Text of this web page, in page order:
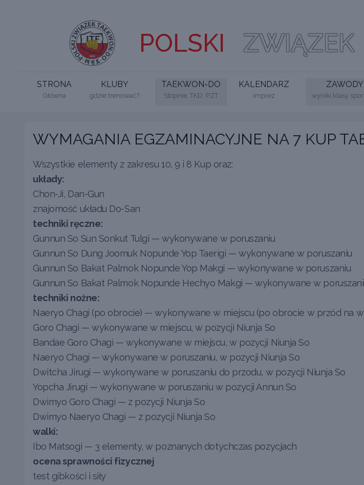
POLSKI ZWIĄZEK
STRONA
Główna
KLUBY
gdzie trenować?
TAEKWON-DO
Stopnie, TKD, PZT
KALENDARZ
imprez
ZAWODY
wyniki,klasy
WYMAGANIA EGZAMINACYJNE NA 7 KUP
Wszystkie elementy z zakresu 10, 9 i 8 Kup oraz:
układy:
Chon-Ji, Dan-Gun
znajomość układu Do-San
techniki ręczne:
Gunnun So Sun Sonkut Tulgi — wykonywane w poruszaniu
Gunnun So Dung Joomuk Nopunde Yop Taerigi — wykonywane w poruszaniu
Gunnun So Bakat Palmok Nopunde Yop Makgi — wykonywane w poruszaniu
Gunnun So Bakat Palmok Nopunde Hechyo Makgi — wykonywane w
techniki nożne:
Naeryo Chagi (po obrocie) — wykonywane w miejscu (po obrocie w przód na
Goro Chagi — wykonywane w miejscu, w pozycji Niunja So
Bandae Goro Chagi — wykonywane w miejscu, w pozycji Niunja So
Naeryo Chagi — wykonywane w poruszaniu, w pozycji Niunja So
Dwitcha Jirugi — wykonywane w poruszaniu do przodu, w pozycji Niunja So
Yopcha Jirugi — wykonywane w poruszaniu w pozycji Annun So
Dwimyo Goro Chagi — z pozycji Niunja So
Dwimyo Naeryo Chagi — z pozycji Niunja So
walki:
Ibo Matsogi — 3 elementy, w poznanych dotychczas pozycjach
ocena sprawności fizycznej
test gibkości i siły